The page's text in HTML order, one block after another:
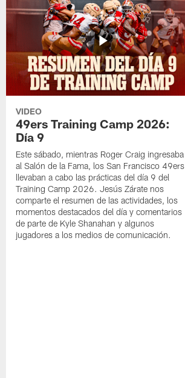
VIDEO
49ers Training Camp 2026:
Día 9
Este sábado, mientras Roger Craig ingresaba
al Salón de la Fama, los San Francisco 49ers
llevaban a cabo las prácticas del día 9 del
Training Camp 2026. Jesús Zárate nos
comparte el resumen de las actividades, los
momentos destacados del día y comentarios
de parte de Kyle Shanahan y algunos
jugadores a los medios de comunicación.